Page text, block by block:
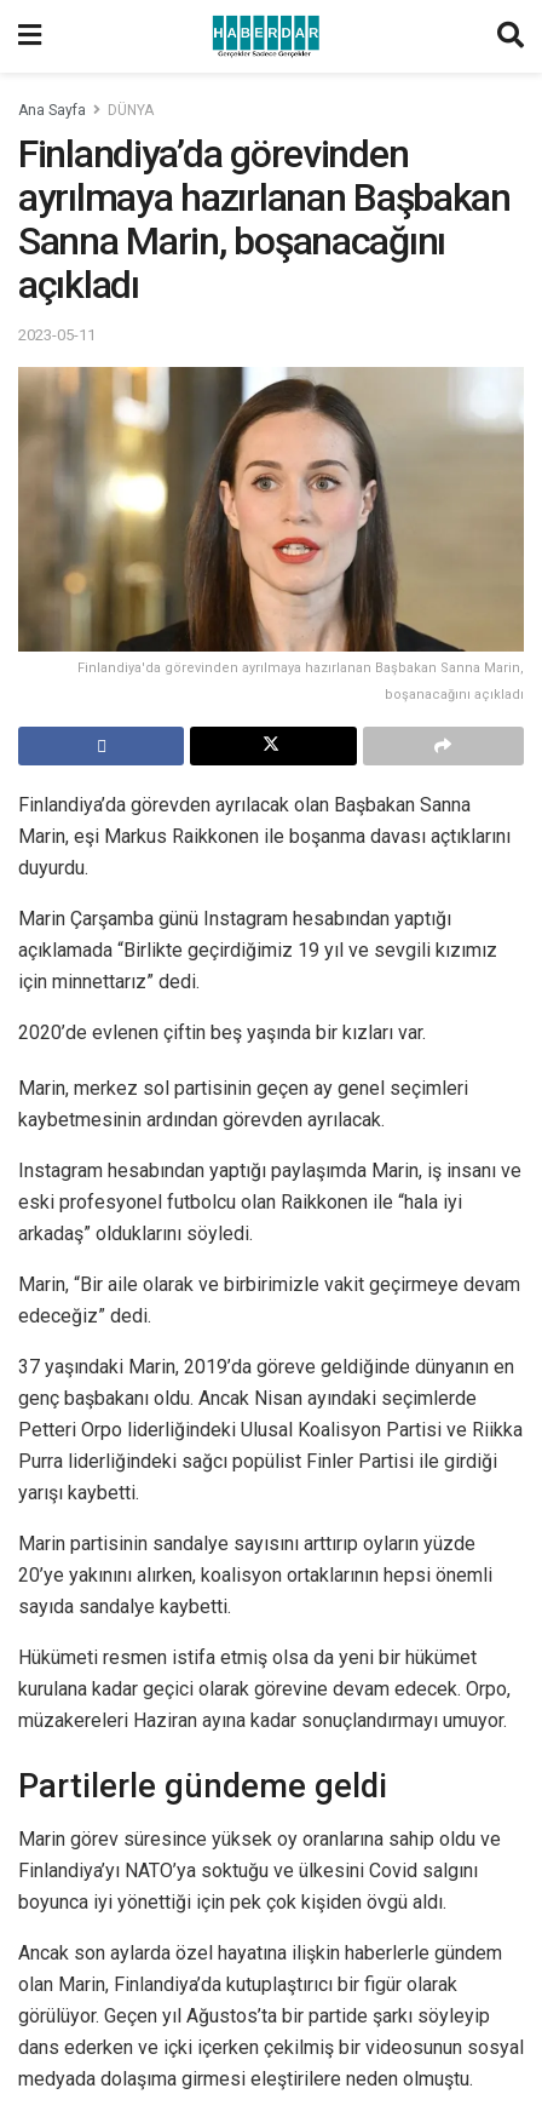
Ana Sayfa DÜNYA
Finlandiya’da görevinden
ayrılmaya hazırlanan Başbakan
Sanna Marin, boşanacağını
açıkladı
2023-05-11
Finlandiya'da görevinden ayrılmaya hazırlanan Başbakan Sanna Marin,
boşanacağını açıkladı
Finlandiya’da görevden ayrılacak olan Başbakan Sanna
Marin, eşi Markus Raikkonen ile boşanma davası açtıklarını
duyurdu.
Marin Çarşamba günü Instagram hesabından yaptığı
açıklamada “Birlikte geçirdiğimiz 19 yıl ve sevgili kızımız
için minnettarız” dedi.
2020’de evlenen çiftin beş yaşında bir kızları var.
Marin, merkez sol partisinin geçen ay genel seçimleri
kaybetmesinin ardından görevden ayrılacak.
Instagram hesabından yaptığı paylaşımda Marin, iş insanı ve
eski profesyonel futbolcu olan Raikkonen ile “hala iyi
arkadaş” olduklarını söyledi.
Marin, “Bir aile olarak ve birbirimizle vakit geçirmeye devam
edeceğiz” dedi.
37 yaşındaki Marin, 2019’da göreve geldiğinde dünyanın en
genç başbakanı oldu. Ancak Nisan ayındaki seçimlerde
Petteri Orpo liderliğindeki Ulusal Koalisyon Partisi ve Riikka
Purra liderliğindeki sağcı popülist Finler Partisi ile girdiği
yarışı kaybetti.
Marin partisinin sandalye sayısını arttırıp oyların yüzde
20’ye yakınını alırken, koalisyon ortaklarının hepsi önemli
sayıda sandalye kaybetti.
Hükümeti resmen istifa etmiş olsa da yeni bir hükümet
kurulana kadar geçici olarak görevine devam edecek. Orpo,
müzakereleri Haziran ayına kadar sonuçlandırmayı umuyor.
Partilerle gündeme geldi
Marin görev süresince yüksek oy oranlarına sahip oldu ve
Finlandiya’yı NATO’ya soktuğu ve ülkesini Covid salgını
boyunca iyi yönettiği için pek çok kişiden övgü aldı.
Ancak son aylarda özel hayatına ilişkin haberlerle gündem
olan Marin, Finlandiya’da kutuplaştırıcı bir figür olarak
görülüyor. Geçen yıl Ağustos’ta bir partide şarkı söyleyip
dans ederken ve içki içerken çekilmiş bir videosunun sosyal
medyada dolaşıma girmesi eleştirilere neden olmuştu.